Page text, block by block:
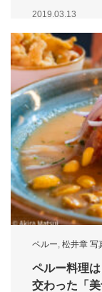
2019.03.13
ペルー 松井章 写
ペルー料理
交わった「